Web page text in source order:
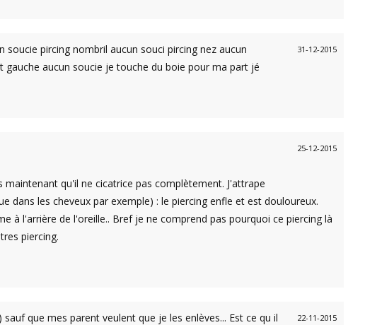
31-12-2015
pircing nombril aucun souci pircing nez aucun
aucun soucie je touche du boie pour ma part jé
25-12-2015
qu'il ne cicatrice pas complètement. J'attrape
les cheveux par exemple) : le piercing enfle et est douloureux.
à l'arrière de l'oreille.. Bref je ne comprend pas pourquoi ce piercing là
piercing.
22-11-2015
que mes parent veulent que je les enlèves... Est ce qu il